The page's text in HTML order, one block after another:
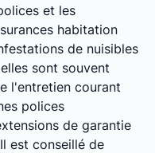
et les
habitation
de nuisibles
sont souvent
l'entretien courant
polices
de garantie
est conseillé de